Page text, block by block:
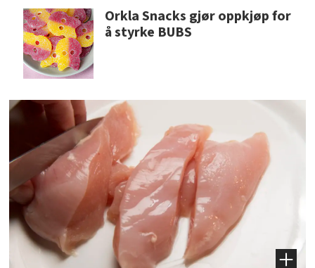
Orkla Snacks gjør oppkjøp for
å styrke BUBS